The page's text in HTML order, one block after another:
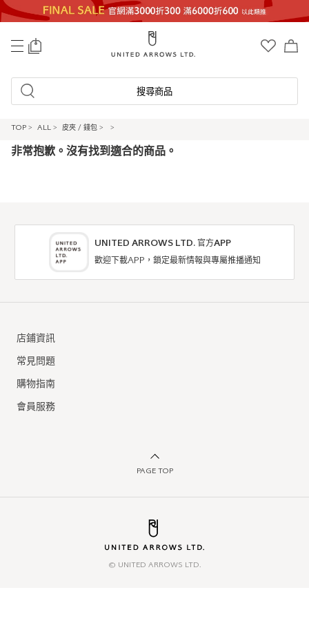
搜尋商品
TOP > ALL > 皮夾 / 錢包 > >
非常抱歉。沒有找到適合的商品。
UNITED ARROWS LTD. 官方APP
歡迎下載APP，鎖定最新情報與專屬推播通知
店鋪資訊
常見問題
購物指南
會員服務
PAGE TOP
© UNITED ARROWS LTD.